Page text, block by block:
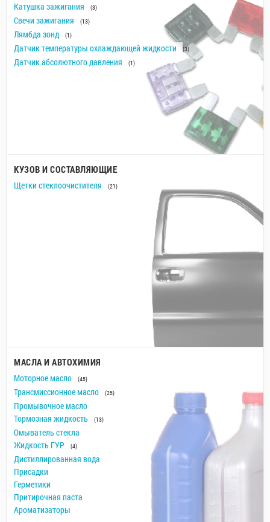
Катушка зажигания (3)
Свечи зажигания (13)
Лямбда зонд (1)
Датчик температуры охлаждающей жидкости (3)
Датчик абсолютного давления (1)
КУЗОВ И СОСТАВЛЯЮЩИЕ
Щетки стеклоочистителя (21)
МАСЛА И АВТОХИМИЯ
Моторное масло (45)
Трансмиссионное масло (25)
Промывочное масло
Тормозная жидкость
(13)
Омыватель стекла
Жидкость ГУР
(4)
Дистиллированная вода
Присадки
Герметики
Притирочная паста
Ароматизаторы